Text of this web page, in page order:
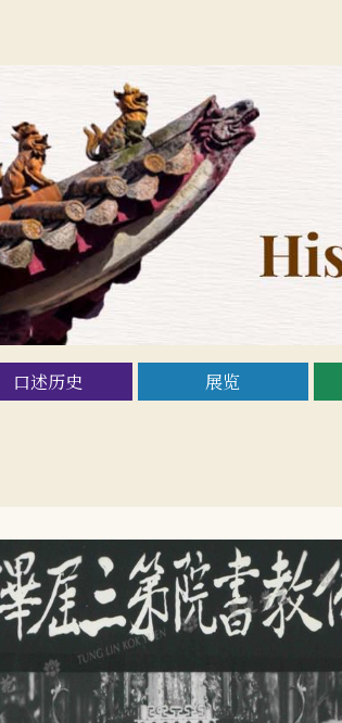
口述历史 展览